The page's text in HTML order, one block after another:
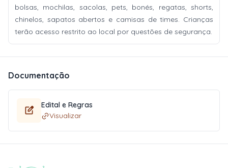
bolsas, mochilas, sacolas, pets, bonés, regatas, shorts,
chinelos, sapatos abertos e camisas de times. Crianças
terão acesso restrito ao local por questões de segurança.
Documentação
Edital e Regras
Visualizar